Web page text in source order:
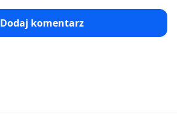
Dodaj komentarz